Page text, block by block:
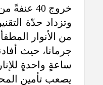
خروج 40 عنفةً من أصل 54 من الخدمة.
وتزداد حدّة
من الأنوار
ساعةٍ واحدةٍ
يصعب تأمين